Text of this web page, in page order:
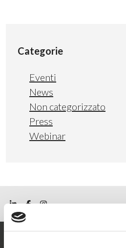
Categorie
Eventi
News
Non categorizzato
Press
Webinar